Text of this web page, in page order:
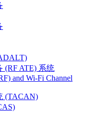
(RF ATE) 系统
and Wi-Fi Channel
(TACAN)